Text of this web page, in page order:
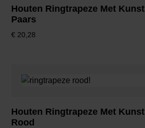
Houten Ringtrapeze Met
Paars
€ 20,28
Houten Ringtrapeze Met
Rood